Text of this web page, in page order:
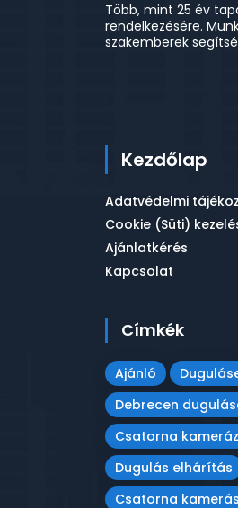
Több, mint 25 év
rendelkezésére.
szakemberek
Kezdőlap
Adatvédelmi
Cookie (Süti)
Ajánlatkérés
Kapcsolat
Címkék
Ajánló
Debrecen
Csatorna
Dugulás elhárítás
Csatorna